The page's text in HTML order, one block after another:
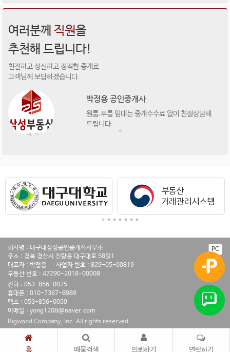
여러분께 직원을
추천해 드립니다!
친절하고 성실하고 정직한 중개로
고객님께 보답하겠습니다.
박정용 공인중개사
원룸.투룸 임대는 중개수수료 없이 친절상담해
드립니다.
회사명 : 대구대삼성공인중개사사무소
PC
주소 : 경북 경산시 진량읍 대구대로 58길1
대표자 : 박정용
사업자 번호 : 829-05-00819
부동산 번호 : 47290-2018-00008
전화 : 053-856-0075
휴대폰 : 010-7367-8989
팩스 : 053-856-0059
이메일 : yong1208@naver.com
Bigwood Company, Inc. All rights reserved.
홈 매물검색 의뢰하기 연락하기